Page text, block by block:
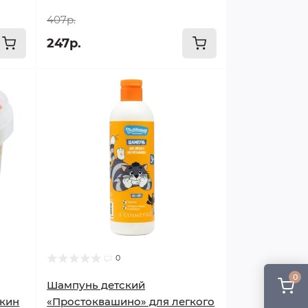
0
407р.
247р.
0
Шампунь детский
«Простоквашино» для легкого